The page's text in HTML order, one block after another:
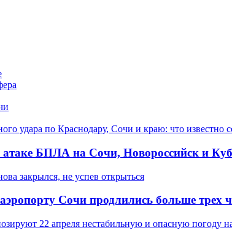
атаке БПЛА на Сочи, Новороссийск и
Сочи продлились больше трех